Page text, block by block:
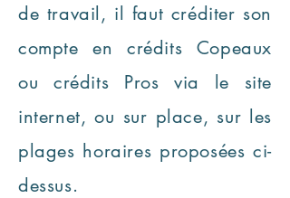
de travail, il faut créditer son
compte en crédits Copeaux
ou crédits Pros via le site
internet, ou sur place, sur les
plages horaires proposées ci-
dessus.